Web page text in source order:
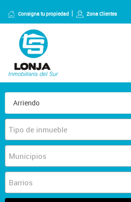
Consigna tu propiedad Zona Clientes
Tipo de inmueble
Municipios
Barrios